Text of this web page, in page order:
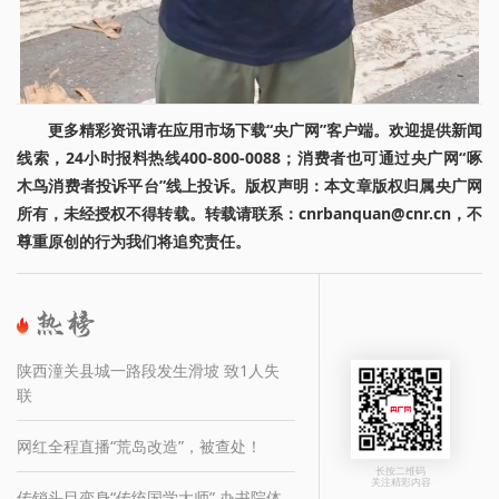
更多精彩资讯请在应用市场下载“央广网”客户端。欢迎提供新闻
线索，24小时报料热线400-800-0088；消费者也可通过央广网“啄
木鸟消费者投诉平台”线上投诉。版权声明：本文章版权归属央广网
所有，未经授权不得转载。转载请联系：cnrbanquan@cnr.cn，不
尊重原创的行为我们将追究责任。
陕西潼关县城一路段发生滑坡 致1人失
联
网红全程直播“荒岛改造”，被查处！
长按二维码
关注精彩内容